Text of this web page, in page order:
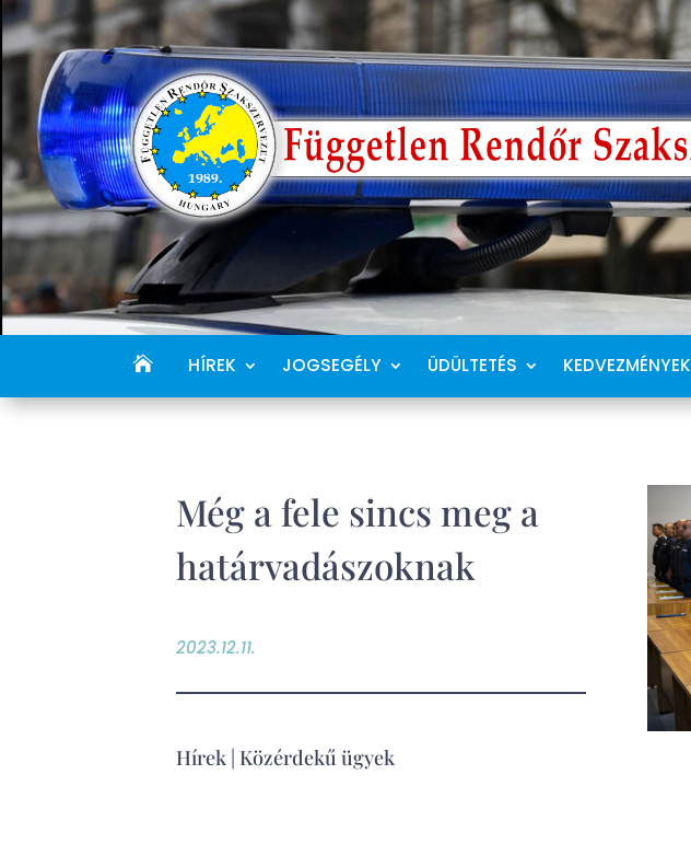
HÍREK JOGSEGÉLY ÜDÜLTETÉS KEDVEZMÉNYEK
Még a fele sincs meg a
határvadászoknak
2023.12.11.
Hírek Közérdekű ügyek